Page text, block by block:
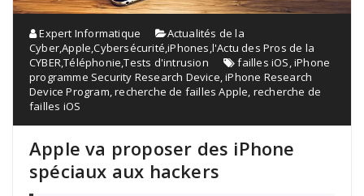
Expert Informatique
Actualités de la
Cyber,Apple,Cybersécurité,iPhones,l'Actu des Pros de la
CYBER,Téléphonie,Tests d'intrusion failles iOS,iPhone
programme Security Research Device,iPhone Research
Device Program,recherche de failles Apple, recherche de
failles iOS
Apple va proposer des iPhone
spéciaux aux hackers